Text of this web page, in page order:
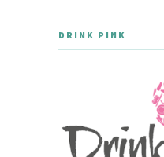
DRINK PINK